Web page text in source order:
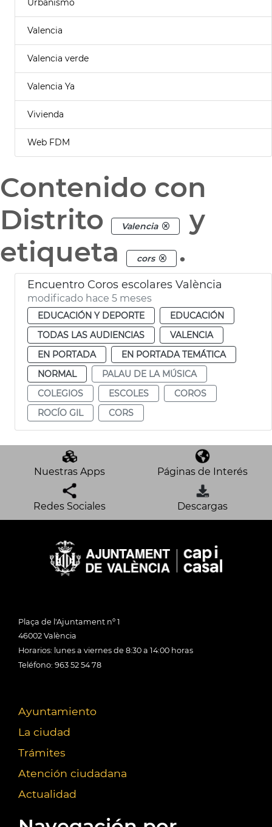
Valencia
Valencia verde
Valencia Ya
Vivienda
Web FDM
Contenido con
Distrito
Valencia
y
etiqueta
cors .
Encuentro Coros escolares València
modificado hace 5 meses
EDUCACIÓN Y DEPORTE
EDUCACIÓN
TODAS LAS AUDIENCIAS
VALENCIA
EN PORTADA
EN PORTADA TEMÁTICA
NORMAL
PALAU DE LA MÚSICA
COLEGIOS
ESCOLES
COROS
ROCÍO GIL
CORS
Nuestras Apps Páginas de Interés
Redes Sociales Descargas
Plaça de l'Ajuntament nº 1
46002 València
Horarios: lunes a viernes de 8:30 a 14:00 horas
Teléfono: 963 52 54 78
Ayuntamiento
La ciudad
Trámites
Atención ciudadana
Actualidad